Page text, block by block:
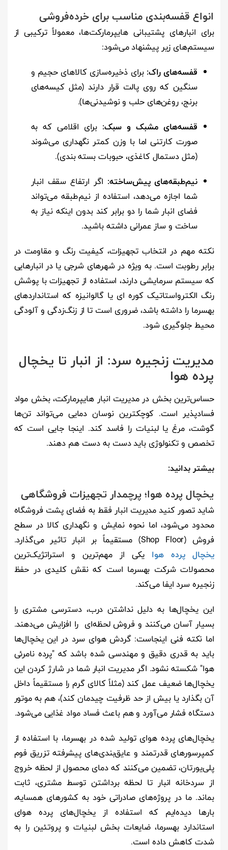
انواع قفسه‌بندی مناسب برای خرده‌فروشی
برای انبارهای پشتیبانی هایپرمارکت‌ها، معمولاً ترکیبی از
سیستم‌های زیر پیشنهاد می‌شود:
قفسه‌های راک: برای ذخیره‌سازی کالاهای حجیم و
سنگین که روی پالت قرار دارند (مثل کیسه‌های
برنج، روغن‌های حلب و نوشیدنی‌ها).
قفسه‌های مشبک و سبک: برای اقلامی که به
صورت کارتنی اما با وزن کمتر نگهداری می‌شوند
(مثل دستمال کاغذی، حبوبات بسته بندی).
نیم‌طبقه‌های پیش‌ساخته: اگر ارتفاع سقف انبار
شما اجازه می‌دهد، استفاده از نیم‌طبقه می‌تواند
فضای انبار شما را دو برابر کند بدون اینکه نیاز به
ساخت و ساز عمرانی داشته باشید.
نکته مهم در انتخاب تجهیزات، کیفیت رنگ و مقاومت در
برابر رطوبت است. به ویژه در شهرهای شرجی یا در انبارهایی
که سیستم سرمایشی دارند، استفاده از تجهیزات با پوشش
رنگ الکترواستاتیک کوره ای یا گالوانیزه که استانداردهای
بهسرما را داشته باشد، ضروری است تا از زنگ‌زدگی و آلودگی
محیط جلوگیری شود.
مدیریت زنجیره سرد: از انبار تا یخچال
پرده هوا
حساس‌ترین بخش در مدیریت انبار هایپرمارکت، بخش مواد
فسادپذیر است. کوچکترین نوسان دمایی می‌تواند تن‌ها
گوشت، مرغ یا لبنیات را فاسد کند. اینجا جایی است که
تخصص و تکنولوژی باید دست به دست هم دهند.
بیشتر بدانید:
یخچال پرده هوا؛ پرچمدار تجهیزات فروشگاهی
شاید تصور کنید مدیریت انبار فقط به فضای پشت فروشگاه
محدود می‌شود، اما نحوه نمایش و نگهداری کالا در سطح
فروش (Shop Floor) مستقیماً بر انبار تاثیر می‌گذارد.
یخچال پرده هوا یکی از مهم‌ترین و استراتژیک‌ترین
محصولات شرکت بهسرما است که نقش کلیدی در حفظ
زنجیره سرد ایفا می‌کند.
این یخچال‌ها به دلیل نداشتن درب، دسترسی مشتری را
بسیار آسان می‌کنند و فروش لحظه‌ای را افزایش می‌دهند.
اما نکته فنی اینجاست: گردش هوای سرد در این یخچال‌ها
باید به قدری دقیق و مهندسی شده باشد که "پرده نامرئی
هوا" شکسته نشود. اگر مدیریت انبار شما در شارژ کردن این
یخچال‌ها ضعیف عمل کند (مثلاً کالای گرم را مستقیماً داخل
آن بگذارد یا بیش از حد ظرفیت چیدمان کند)، هم به موتور
دستگاه فشار می‌آورد و هم باعث فساد مواد غذایی می‌شود.
یخچال‌های پرده هوای تولید شده در بهسرما، با استفاده از
کمپرسورهای قدرتمند و عایق‌بندی‌های پیشرفته تزریق فوم
پلی‌یورتان، تضمین می‌کنند که دمای محصول از لحظه خروج
از سردخانه انبار تا لحظه برداشتن توسط مشتری، ثابت
بماند. ما در پروژه‌های صادراتی خود به کشورهای همسایه،
بارها دیده‌ایم که استفاده از یخچال‌های پرده هوای
استاندارد بهسرما، ضایعات بخش لبنیات و پروتئین را به
شدت کاهش داده است.